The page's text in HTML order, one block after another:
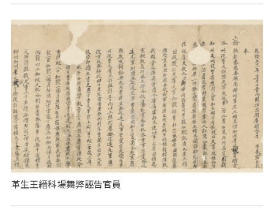
革生王縉科場舞弊誣告官員